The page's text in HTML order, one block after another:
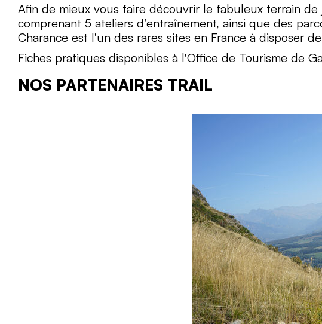
Afin de mieux vous faire découvrir le fabuleux terrain
comprenant 5 ateliers d’entraînement, ainsi que des
Charance est l'un des rares sites en France à disposer
Fiches pratiques disponibles à l'Office de Tourisme de
NOS PARTENAIRES TRAIL